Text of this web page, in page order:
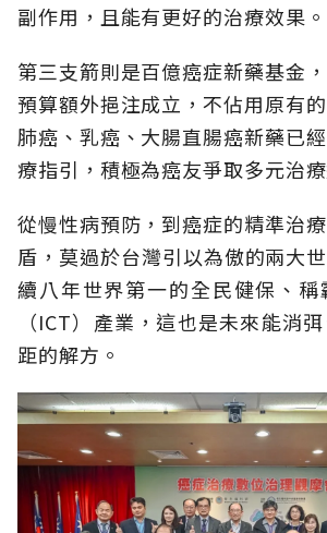
副作用，且能有更好的治療效果。
第三支箭則是百億癌症新藥基金
預算額外挹注成立，不佔用原有
肺癌、乳癌、大腸直腸癌新藥已
療指引，積極為癌友爭取多元治療
從慢性病預防，到癌症的精準治
盾，莫過於台灣引以為傲的兩大
續八年世界第一的全民健保、
（ICT）產業，這也是未來能消
距的解方。